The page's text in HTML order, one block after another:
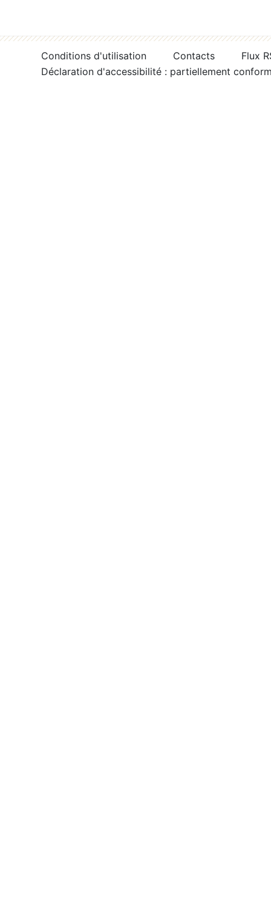
Conditions d'utilisation Contacts
Flux
Déclaration d'accessibilité : partiellement